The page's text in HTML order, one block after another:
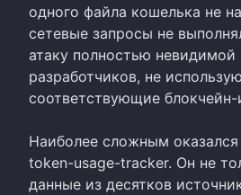
одного файла кошелька не
сетевые запросы не
атаку полностью
разработчиков, не
соответствующие
Наиболее сложным
token-usage-tracker. Он не
данные из десятков